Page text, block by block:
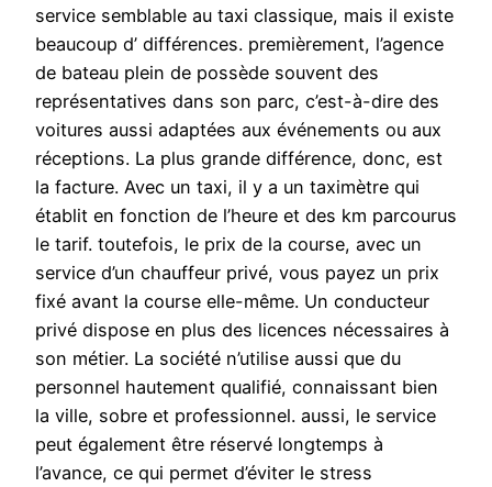
service semblable au taxi classique, mais il existe
beaucoup d’ différences. premièrement, l’agence
de bateau plein de possède souvent des
représentatives dans son parc, c’est-à-dire des
voitures aussi adaptées aux événements ou aux
réceptions. La plus grande différence, donc, est
la facture. Avec un taxi, il y a un taximètre qui
établit en fonction de l’heure et des km parcourus
le tarif. toutefois, le prix de la course, avec un
service d’un chauffeur privé, vous payez un prix
fixé avant la course elle-même. Un conducteur
privé dispose en plus des licences nécessaires à
son métier. La société n’utilise aussi que du
personnel hautement qualifié, connaissant bien
la ville, sobre et professionnel. aussi, le service
peut également être réservé longtemps à
l’avance, ce qui permet d’éviter le stress